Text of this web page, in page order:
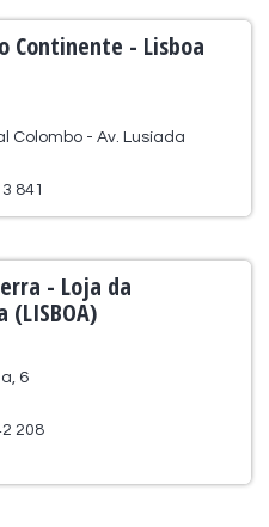
Continente - Lisboa
Colombo - Av. Lusíada
841
- Loja da
(LISBOA)
6
208